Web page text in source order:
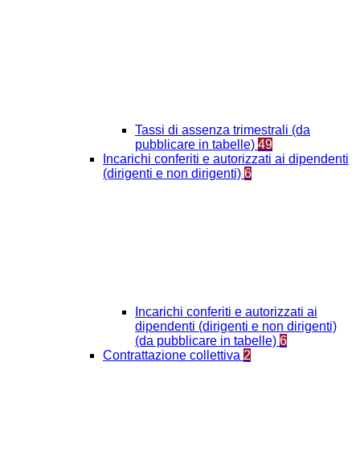
Tassi di assenza trimestrali (da
pubblicare in tabelle) 49
Incarichi conferiti e autorizzati ai dipendenti
(dirigenti e non dirigenti) 6
Incarichi conferiti e autorizzati ai
dipendenti (dirigenti e non dirigenti)
(da pubblicare in tabelle) 6
Contrattazione collettiva 2